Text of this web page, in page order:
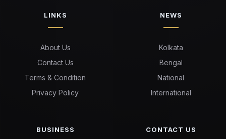
LINKS
About Us
Contact Us
Terms & Condition
Privacy Policy
NEWS
Kolkata
Bengal
National
International
BUSINESS CONTACT US